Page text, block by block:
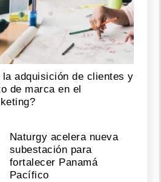
adquisición de clientes y
de marca en el
Naturgy acelera nueva
subestación para
fortalecer Panamá
Pacífico